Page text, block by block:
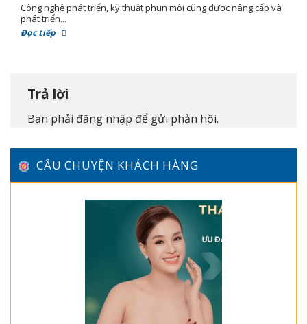
Công nghệ phát triển, kỹ thuật phun môi cũng được nâng cấp và
phát triển...
Đọc tiếp
Trả lời
Bạn phải đăng nhập để gửi phản hồi.
CÂU CHUYỆN KHÁCH HÀNG